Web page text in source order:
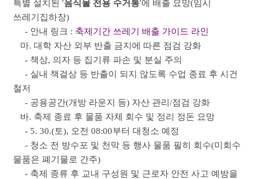
특별 설치된 '음식물 전용 수거통'에 배출 요망(임시
쓰레기집하장)
- 안내 링크 : 축제기간 쓰레기 배출 가이드 라인
마. 대학 자산 외부 반출 금지에 따른 점검 강화
- 책상, 의자 등 집기류 파손 및 분실 주의
- 실내 책걸상 등 반출이 되지 않도록 수업 종료 후 시건
철저
- 공용공간(개방 라운지 등) 자산 관리/점검 강화
바. 축제 종료 후 물품 자체 회수 및 정리 정돈 요망
- 5. 30.(토), 오전 08:00부터 대청소 예정
- 청소 전 방수포 및 천막 등 행사 물품 필히 회수(미회수
물품은 폐기물로 간주)
- 축제 종류 후 교내 구성원 및 근로자 안전 사고 예방을